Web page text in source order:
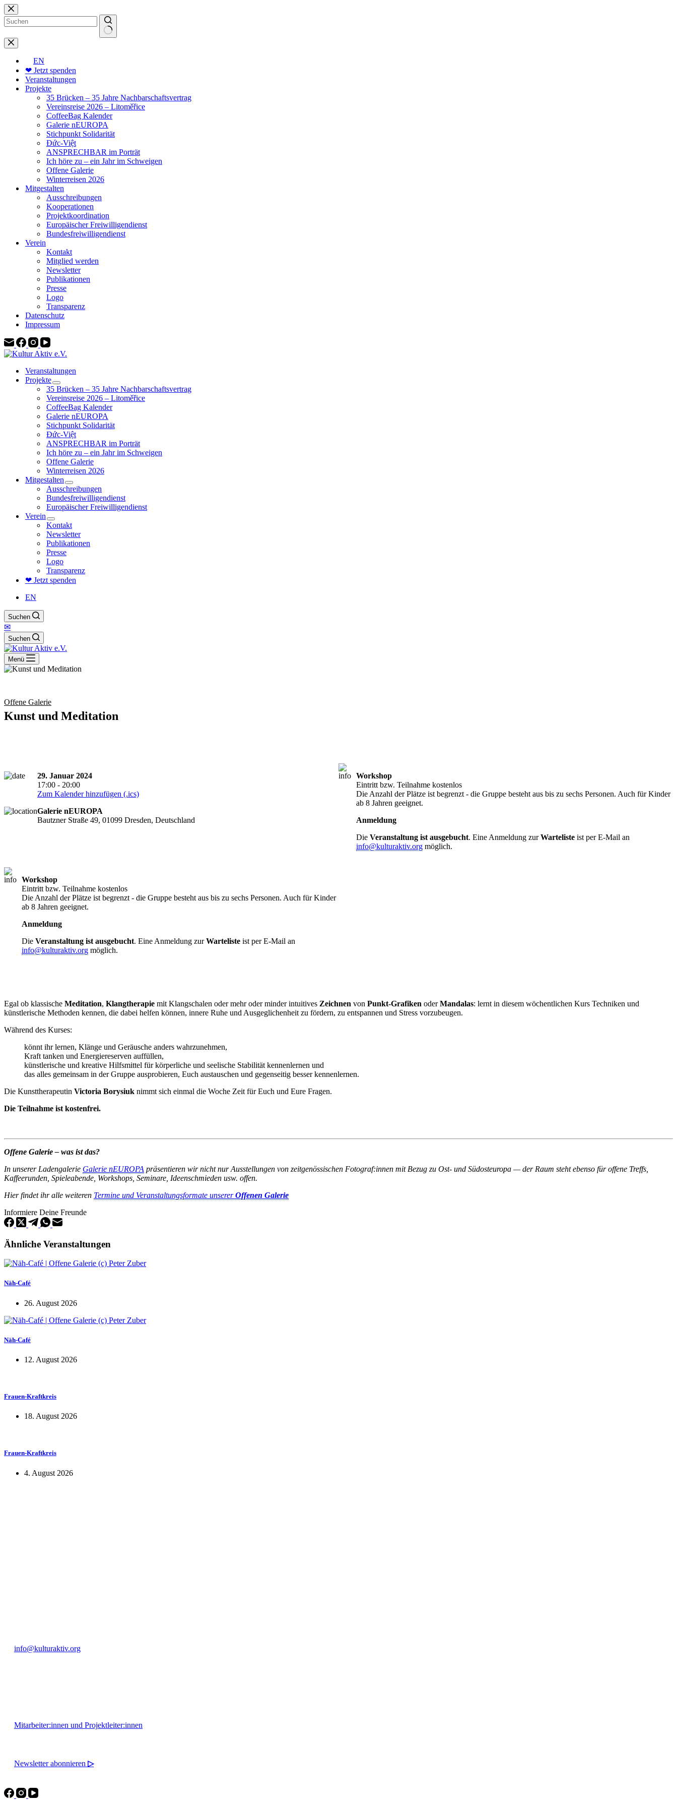
Zum
Inhalt
springen
Keine
Ergebnisse
EN
❤ Jetzt spenden
Veranstaltungen
Projekte
35 Brücken – 35 Jahre Nachbarschaftsvertrag
Vereinsreise 2026 – Litoměřice
CoffeeBag Kalender
Galerie nEUROPA
Stichpunkt Solidarität
Đức-Việt
ANSPRECHBAR im Porträt
Ich höre zu – ein Jahr im Schweigen
Offene Galerie
Winterreisen 2026
Mitgestalten
Ausschreibungen
Kooperationen
Projektkoordination
Europäischer Freiwilligendienst
Bundesfreiwilligendienst
Verein
Kontakt
Mitglied werden
Newsletter
Publikationen
Presse
Logo
Transparenz
Datenschutz
Impressum
Veranstaltungen
Projekte
35 Brücken – 35 Jahre Nachbarschaftsvertrag
Vereinsreise 2026 – Litoměřice
CoffeeBag Kalender
Galerie nEUROPA
Stichpunkt Solidarität
Đức-Việt
ANSPRECHBAR im Porträt
Ich höre zu – ein Jahr im Schweigen
Offene Galerie
Winterreisen 2026
Mitgestalten
Ausschreibungen
Bundesfreiwilligendienst
Europäischer Freiwilligendienst
Verein
Kontakt
Newsletter
Publikationen
Presse
Logo
Transparenz
❤ Jetzt spenden
EN
Suchen
✉
Suchen
Menü
Offene Galerie
Kunst und Meditation
29. Januar 2024
17:00 - 20:00
Zum Kalender hinzufügen (.ics)
Galerie nEUROPA
Bautzner Straße 49, 01099 Dresden, Deutschland
Workshop
Eintritt bzw. Teilnahme kostenlos
Die Anzahl der Plätze ist begrenzt - die Gruppe besteht aus bis zu sechs Personen. Auch für Kinder
ab 8 Jahren geeignet.
Anmeldung
Die Veranstaltung ist ausgebucht. Eine Anmeldung zurWarteliste ist per E-Mail an
info@kulturaktiv.org möglich.
Workshop
Eintritt bzw. Teilnahme kostenlos
Die Anzahl der Plätze ist begrenzt - die Gruppe besteht aus bis zu sechs Personen. Auch für Kinder
ab 8 Jahren geeignet.
Anmeldung
Die Veranstaltung ist ausgebucht. Eine Anmeldung zurWarteliste ist per E-Mail an
info@kulturaktiv.org möglich.
Egal ob klassische Meditation, Klangtherapie mit Klangschalen oder mehr oder minder intuitives Zeichnen von Punkt-Grafiken oderMandalas: lernt in diesem wöchentlichen Kurs Techniken und
künstlerische Methoden kennen, die dabei helfen können, innere Ruhe und Ausgeglichenheit zu fördern, zu entspannen und Stress vorzubeugen.
Während des Kurses:
könnt ihr lernen, Klänge und Geräusche anders wahrzunehmen,
Kraft tanken und Energiereserven auffüllen,
künstlerische und kreative Hilfsmittel für körperliche und seelische Stabilität kennenlernen und
das alles gemeinsam in der Gruppe ausprobieren, Euch austauschen und gegenseitig besser kennenlernen.
Die Kunsttherapeutin Victoria Borysiuk nimmt sich einmal die Woche Zeit für Euch und Eure Fragen.
Die Teilnahme ist kostenfrei.
Offene Galerie – was ist das?
In unserer Ladengalerie Galerie nEUROPA präsentieren wir nicht nur Ausstellungen von zeitgenössischen Fotograf:innen mit Bezug zu Ost- und Südosteuropa — der Raum steht ebenso für offene Treffs,
Kaffeerunden, Spieleabende, Workshops, Seminare, Ideenschmieden usw. offen.
Hier findet ihr alle weiteren Termine und Veranstaltungsformate unsererOffenen Galerie
Informiere Deine Freunde
Ähnliche Veranstaltungen
Näh-Café
26. August 2026
Näh-Café
12. August 2026
Frauen-Kraftkreis
18. August 2026
Frauen-Kraftkreis
4. August 2026
info@kulturaktiv.org
Mitarbeiter:innen und Projektleiter:innen
Newsletter abonnieren ▷